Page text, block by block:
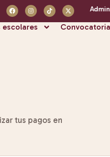
escolares
tus pagos en